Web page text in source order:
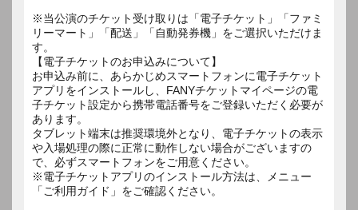
※当公演のチケット受け取りは「電子チケット」「ファミ
リーマート」「配送」「自動発券機」をご選択いただけま
す。
【電子チケットのお申込みについて】
お申込み前に、あらかじめスマートフォンに電子チケット
アプリをインストールし、FANYチケットマイページの電
子チケット設定から携帯電話番号をご登録いただく必要が
あります。
タブレット端末は推奨環境外となり、電子チケットの表示
や入場処理の際に正常に動作しない場合がございますの
で、必ずスマートフォンをご用意ください。
※電子チケットアプリのインストール方法は、メニュー
「ご利用ガイド」をご確認ください。